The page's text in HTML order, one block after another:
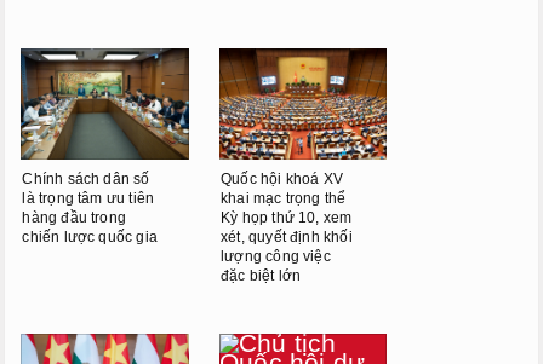
Chính sách dân số
là trọng tâm ưu tiên
hàng đầu trong
chiến lược quốc gia
Quốc hội khoá XV
khai mạc trọng thể
Kỳ họp thứ 10, xem
xét, quyết định khối
lượng công việc
đặc biệt lớn